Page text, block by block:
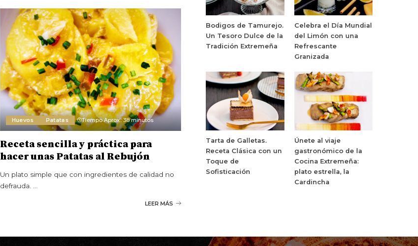
Huevos Patatas Tiempo Aprox.: 38 minutos
Receta sencilla y práctica para
hacer unas Patatas al Rebujón
Un plato simple que con ingredientes de calidad no
defrauda.
LEER MÁS
Bodigos de Tamurejo.
Un Tesoro Dulce de la
Tradición Extremeña
Celebra el Día Mundial
del Limón con una
Refrescante
Granizada
Tarta de Galletas.
Receta Clásica con un
Toque de
Sofisticación
Únete al viaje
gastronómico de la
Cocina Extremeña:
plato estrella, la
Cardincha